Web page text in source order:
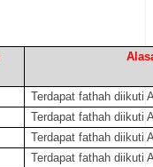
Terdapat fathah diikuti
Terdapat fathah diikuti
Terdapat fathah diikuti
Terdapat fathah diikuti